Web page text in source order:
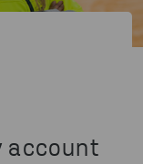
account